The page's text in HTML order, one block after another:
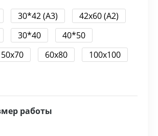
30*42 (А3)
42x60 (А2)
30*40
40*50
50x70 60x80
100x100
работы